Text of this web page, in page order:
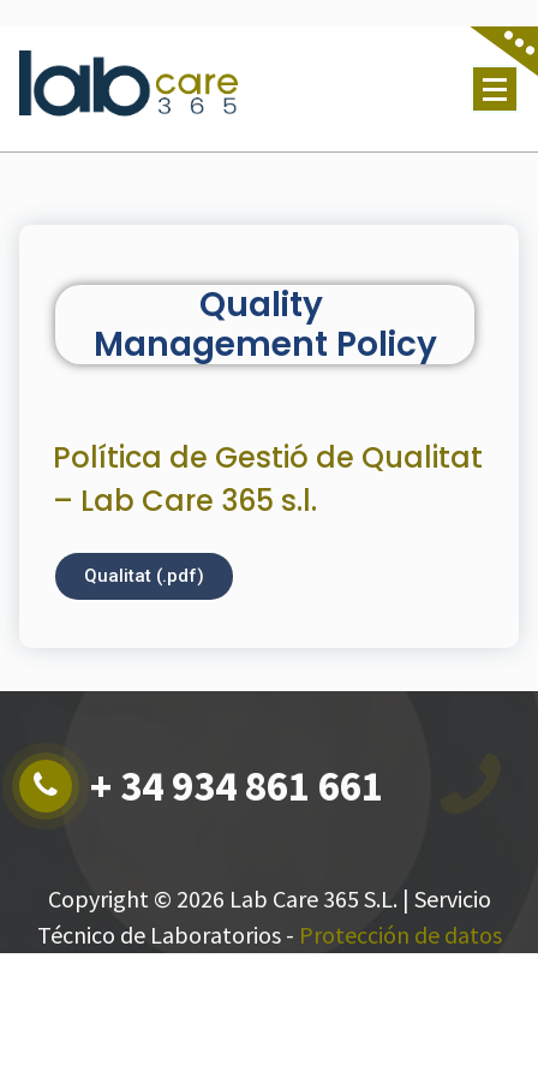
Quality
Management Policy
Política de Gestió de Qualitat
– Lab Care 365 s.l.
Qualitat (.pdf)
+ 34 934 861 661
Copyright © 2026 Lab Care 365 S.L. | Servicio
Técnico de Laboratorios - Protección de datos